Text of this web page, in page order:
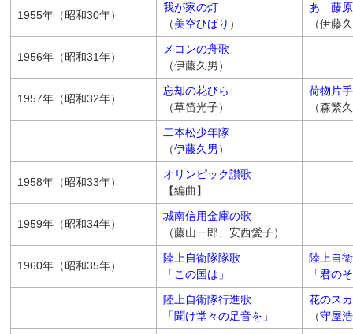
1955年（昭和30年）
我が家の灯
（美空ひばり ）
あゝ藤
（伊藤
1956年（昭和31年）
メコンの舟歌
（伊藤久男）
1957年（昭和32年）
忘却の花びら
（草笛光子）
荷物片
（森繁
二本松少年隊
（伊藤久男 ）
1958年（昭和33年）
オリンピック讃歌
【編曲】
1959年（昭和34年）
城南信用金庫の歌
（藤山一郎、安西愛子）
1960年（昭和35年）
陸上自衛隊隊歌
「この国は」
陸上自
「君の
陸上自衛隊行進歌
「聞け堂々の足音を」
花のス
（守屋浩